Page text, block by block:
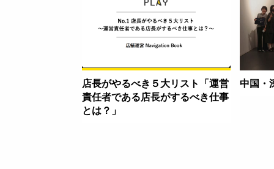
店長がやるべき５大リスト「運営
責任者である店長がするべき仕事
とは？」
中国・